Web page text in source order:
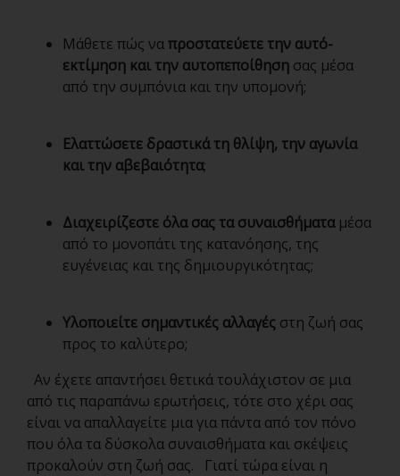
Μάθετε πώς ναπροστατεύετε την αυτό-
εκτίμηση και την αυτοπεποίθηση σας μέσα
από την συμπόνια και την υπομονή;
Ελαττώσετε δραστικά τη θλίψη, την αγωνία
και την αβεβαιότητα;
Διαχειρίζεστε όλα σας τα συναισθήματαμέσα
από το μονοπάτι της κατανόησης, της
ευγένειας και της δημιουργικότητας;
Υλοποιείτε σημαντικές αλλαγές στη ζωή σας
προς το καλύτερο;
Αν έχετε απαντήσει θετικά τουλάχιστον σε μια
από τις παραπάνω ερωτήσεις, τότε στο χέρι σας
είναι να απαλλαγείτε μια για πάντα από τον πόνο
που όλα τα δύσκολα συναισθήματα και σκέψεις
προκαλούν στη ζωή σας. Γιατί τώρα είναι η